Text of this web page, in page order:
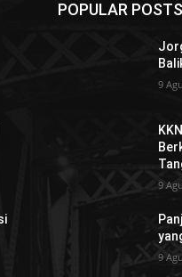
POPULAR POSTS
9
9
9